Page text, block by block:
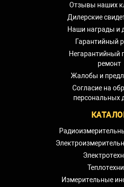
Отзывы наших
Дилерские
Наши награды и
Гарантийный
Негарантийный
ремонт
Жалобы и
Согласие на
персональных
Измерительные